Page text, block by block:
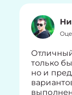
только
но и